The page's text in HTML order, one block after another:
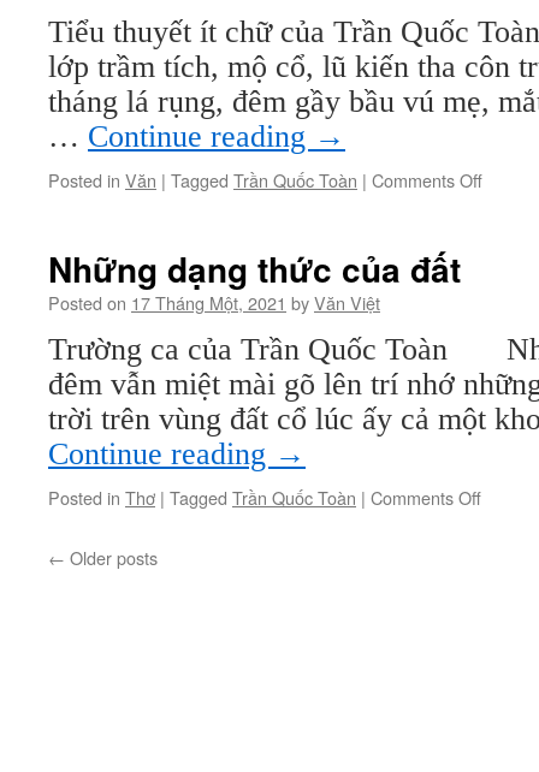
2)
Tiểu thuyết ít chữ của Trần Quốc
lớp trầm tích, mộ cổ, lũ kiến tha côn
tháng lá rụng, đêm gầy bầu vú mẹ,
… Continue reading →
Posted in Văn | Tagged Trần Quốc Toàn | Comments Offon
Những dạng thức của đất
Posted on 17 Tháng Một, 2021 byVăn Việt
Trường ca của Trần Quốc Toàn
đêm vẫn miệt mài gõ lên trí nhớ
trời trên vùng đất cổ lúc ấy cả một
Continue reading →
Posted in Thơ | Tagged Trần Quốc Toàn | Comments Offon
← Older posts